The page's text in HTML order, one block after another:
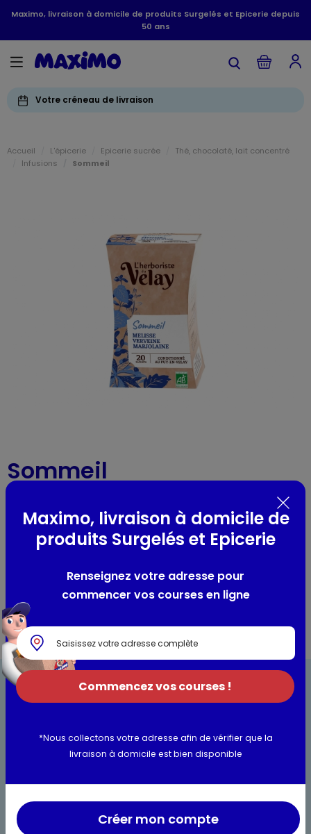
Maximo, livraison à domicile de produits Surgelés et Epicerie depuis
50 ans
Votre créneau de livraison
Accueil L'épicerie Epicerie sucrée
Thé, chocolaté, lait concentré
Infusions
Sommeil
Sommeil
Présentation
Maximo et vous
Maximo, livraison à domicile de
produits Surgelés et Epicerie
Renseignez votre adresse pour
commencer vos courses en ligne
Commencez vos courses !
*Nous collectons votre adresse afin de vérifier que la
livraison à domicile est bien disponible
Créer mon compte